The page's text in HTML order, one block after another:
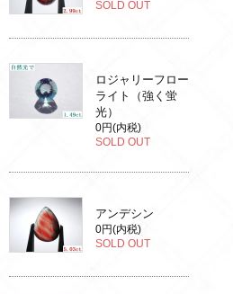
SOLD OUT
ロジャリーフロー
ライト（強く蛍
光）
0円(内税)
SOLD OUT
アンデシン
0円(内税)
SOLD OUT